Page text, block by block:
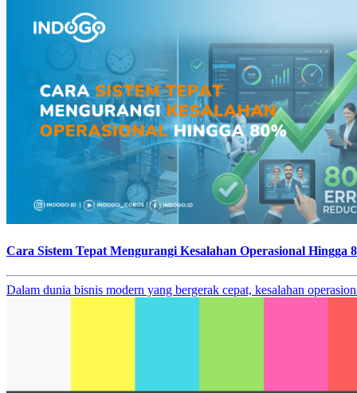
Cara Sistem Tepat Mengurangi Kesalahan Operasional Hingga
Dalam dunia bisnis modern yang bergerak cepat, kesalahan